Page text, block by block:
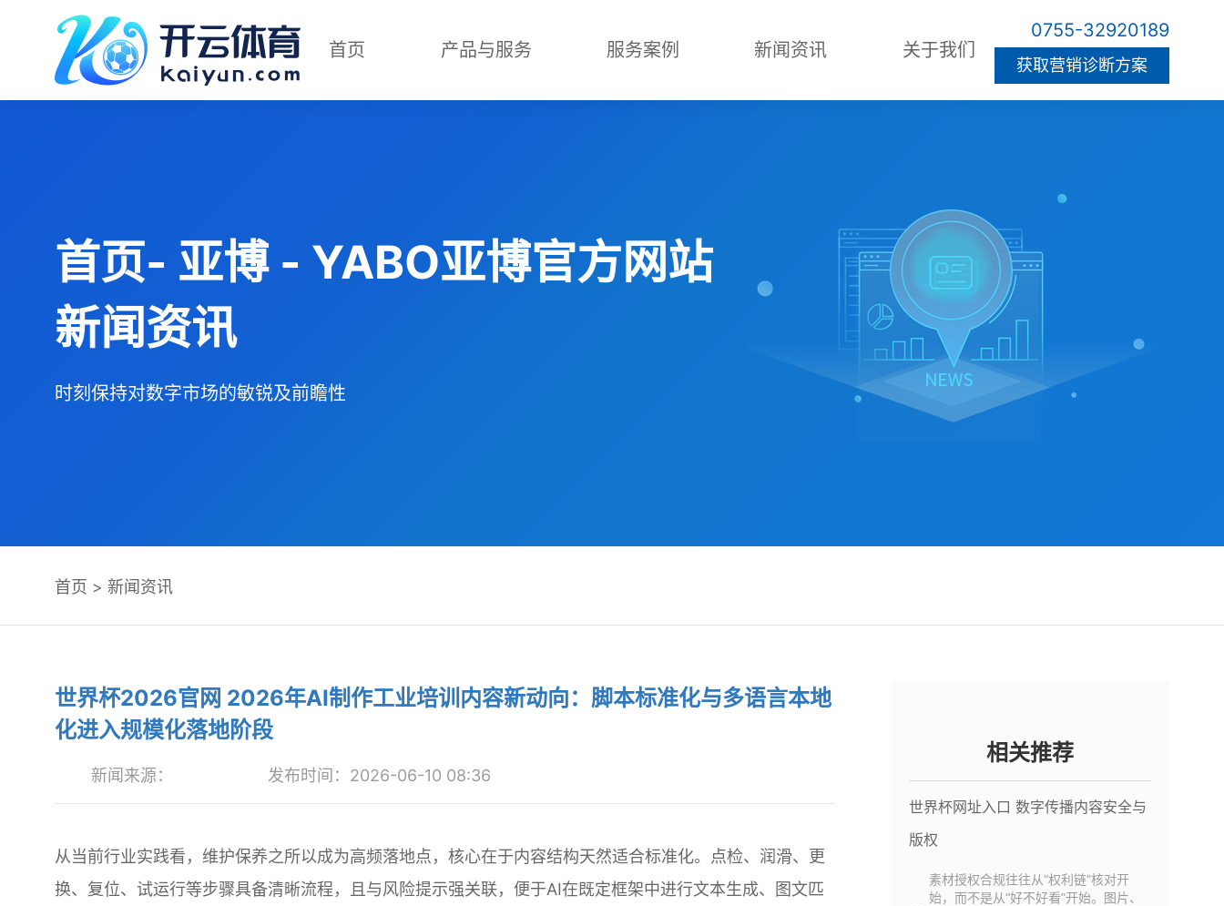
首页 产品与服务 服务案例 新闻资讯 关于我们
0755-32920189
获取营销诊断方案
首页- 亚博 - YABO亚博官方网站
新闻资讯
时刻保持对数字市场的敏锐及前瞻性
首页 > 新闻资讯
世界杯2026官网 2026年AI制作工业培训内容新动向：脚本标准化与多语言本地
化进入规模化落地阶段
新闻来源： 发布时间：2026-06-10 08:36
从当前行业实践看，维护保养之所以成为高频落地点，核心在于内容结构天然适合标准化。点检、润滑、更
换、复位、试运行等步骤具备清晰流程，且与风险提示强关联，便于AI在既定框架中进行文本生成、图文匹
相关推荐
世界杯网址入口 数字传播内容安全与
版权
素材授权合规往往从“权利链”核对开
始，而不是从“好不好看”开始。图片、